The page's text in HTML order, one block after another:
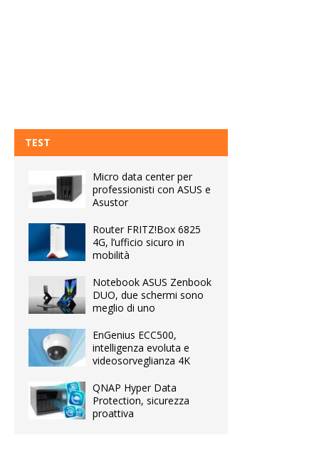
TEST
Micro data center per
professionisti con ASUS e
Asustor
Router FRITZ!Box 6825
4G, l’ufficio sicuro in
mobilità
Notebook ASUS Zenbook
DUO, due schermi sono
meglio di uno
EnGenius ECC500,
intelligenza evoluta e
videosorveglianza 4K
QNAP Hyper Data
Protection, sicurezza
proattiva